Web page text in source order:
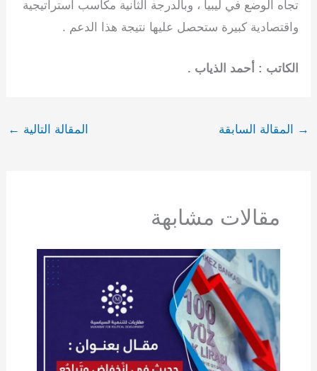
تجاه الوضع في ليبيا ، وبالدرجة الثانية مكاسب استراتيجية
واقتصادية كبيرة ستحصل عليها نتيجة هذا الدعم .
الكاتب : أحمد الذياب .
→ المقالة السابقة المقالة التالية ←
مقالات مشابهة